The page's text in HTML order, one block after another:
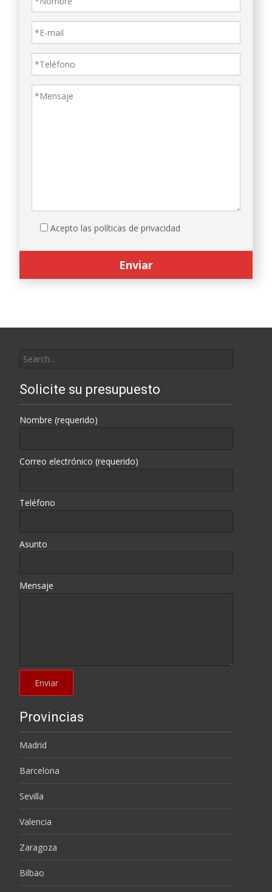
Acepto las políticas de privacidad
for:
Solicite su presupuesto
Nombre (requerido)
Correo electrónico (requerido)
Teléfono
Asunto
Mensaje
Provincias
Madrid
Barcelona
Sevilla
Valencia
Zaragoza
Bilbao